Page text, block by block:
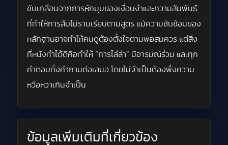
ขับเคลื่อนจากการหักมุมของเงื่อนงำและความสัมพันธ์
ที่ทำให้การสืบไม่ราบเรียบตามสูตร แม้ความซับซ้อนของ
หลักฐานอาจทำให้คนดูต้องตั้งใจตามพอสมควร แต่สิ่ง
ที่หนังทำได้ดีคือทำให้ “การไล่ล่า” มีอารมณ์ร่วม และทุก
คำตอบทิ้งคำถามต่อเสมอ โดยไม่จำเป็นต้องพึ่งความ
หวือหวาเกินจำเป็น
ข้อมูลเพิ่มเติมที่เกี่ยวข้อง